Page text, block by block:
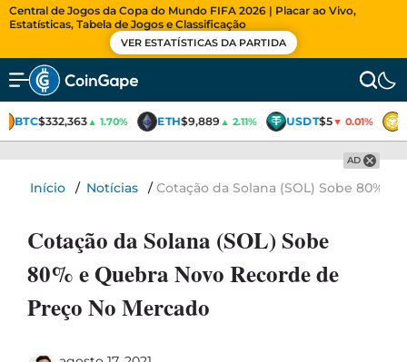
Central de Jogos da Copa do Mundo FIFA 2026 | Placar ao Vivo,
Estatísticas, Tabela de Jogos e Classificação
VER ESTATÍSTICAS DA PARTIDA
BTC$332,363▲ 1.70% ETH$9,889▲ 2.11% USDT$5▼ 0.01%
AD
Início / Notícias /Cotação da Solana (SOL) Sobe 80%
Cotação da Solana (SOL) Sobe
80% e Quebra Novo Recorde de
Preço No Mercado